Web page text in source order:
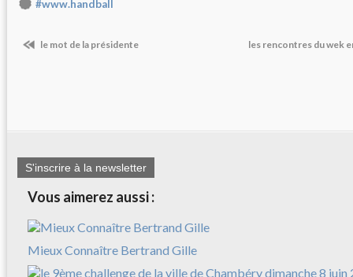
#www.handball
le mot de la présidente les rencontres du wek
S'inscrire à la newsletter
Vous aimerez aussi :
Mieux Connaître Bertrand Gille